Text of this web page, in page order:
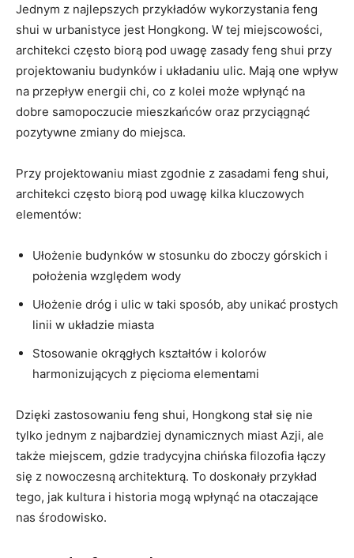
Jednym z ⁢najlepszych przykładów⁤ wykorzystania feng⁤
shui ⁤w urbanistyce jest⁤ Hongkong.‍ W tej miejscowości,​
architekci często biorą​ pod‌ uwagę zasady feng shui‌ przy
projektowaniu budynków‍ i układaniu ulic. Mają one wpływ
na przepływ energii chi, ​co z kolei⁢ może‍ wpłynąć na
dobre samopoczucie mieszkańców oraz przyciągnąć
pozytywne zmiany do miejsca.
Przy projektowaniu miast zgodnie z zasadami feng shui,
architekci często⁢ biorą ⁣pod uwagę‌ kilka kluczowych
elementów:
Ułożenie ⁣budynków w ‍stosunku do zboczy ‍górskich i
położenia względem wody
Ułożenie ‌dróg i ⁣ulic w taki sposób,⁤ aby unikać prostych
linii w⁤ układzie miasta
Stosowanie‌ okrągłych kształtów i kolorów
harmonizujących ‍z pięcioma elementami
Dzięki zastosowaniu feng shui, Hongkong stał się nie
tylko jednym z⁣ najbardziej dynamicznych miast Azji, ale
także miejscem, gdzie tradycyjna chińska filozofia‌ łączy
się z‍ nowoczesną architekturą. To doskonały przykład
‍tego, jak kultura i historia mogą wpłynąć na otaczające
nas środowisko.